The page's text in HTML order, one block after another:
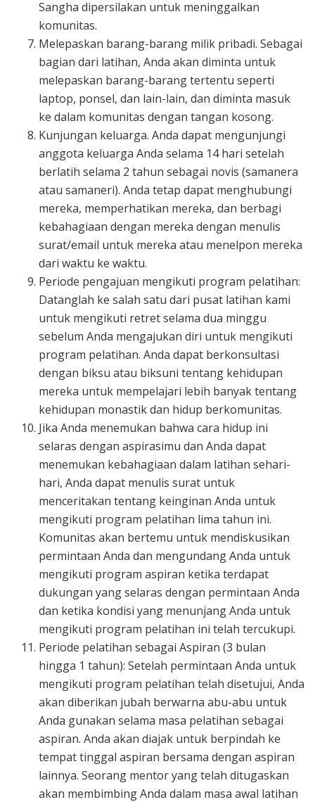
Sangha dipersilakan untuk meninggalkan
komunitas.
Melepaskan barang-barang milik pribadi. Sebagai
bagian dari latihan, Anda akan diminta untuk
melepaskan barang-barang tertentu seperti
laptop, ponsel, dan lain-lain, dan diminta masuk
ke dalam komunitas dengan tangan kosong.
Kunjungan keluarga. Anda dapat mengunjungi
anggota keluarga Anda selama 14 hari setelah
berlatih selama 2 tahun sebagai novis (samanera
atau samaneri). Anda tetap dapat menghubungi
mereka, memperhatikan mereka, dan berbagi
kebahagiaan dengan mereka dengan menulis
surat/email untuk mereka atau menelpon mereka
dari waktu ke waktu.
Periode pengajuan mengikuti program pelatihan:
Datanglah ke salah satu dari pusat latihan kami
untuk mengikuti retret selama dua minggu
sebelum Anda mengajukan diri untuk mengikuti
program pelatihan. Anda dapat berkonsultasi
dengan biksu atau biksuni tentang kehidupan
mereka untuk mempelajari lebih banyak tentang
kehidupan monastik dan hidup berkomunitas.
Jika Anda menemukan bahwa cara hidup ini
selaras dengan aspirasimu dan Anda dapat
menemukan kebahagiaan dalam latihan sehari-
hari, Anda dapat menulis surat untuk
menceritakan tentang keinginan Anda untuk
mengikuti program pelatihan lima tahun ini.
Komunitas akan bertemu untuk mendiskusikan
permintaan Anda dan mengundang Anda untuk
mengikuti program aspiran ketika terdapat
dukungan yang selaras dengan permintaan Anda
dan ketika kondisi yang menunjang Anda untuk
mengikuti program pelatihan ini telah tercukupi.
Periode pelatihan sebagai Aspiran (3 bulan
hingga 1 tahun): Setelah permintaan Anda untuk
mengikuti program pelatihan telah disetujui, Anda
akan diberikan jubah berwarna abu-abu untuk
Anda gunakan selama masa pelatihan sebagai
aspiran. Anda akan diajak untuk berpindah ke
tempat tinggal aspiran bersama dengan aspiran
lainnya. Seorang mentor yang telah ditugaskan
akan membimbing Anda dalam masa awal latihan